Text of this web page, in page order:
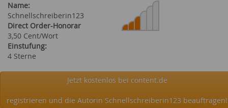
Name:
Schnellschreiberin123
Direct Order-Honorar
3,50 Cent/Wort
Einstufung:
4 Sterne
Jetzt kostenlos bei content.de
registrieren und die Autorin Schnellschreiberin123 beauftragen!